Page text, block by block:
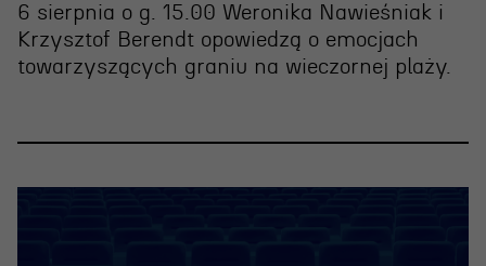
6 sierpnia o g. 15.00 Weronika Nawieśniak i
Krzysztof Berendt opowiedzą o emocjach
towarzyszących graniu na wieczornej plaży.